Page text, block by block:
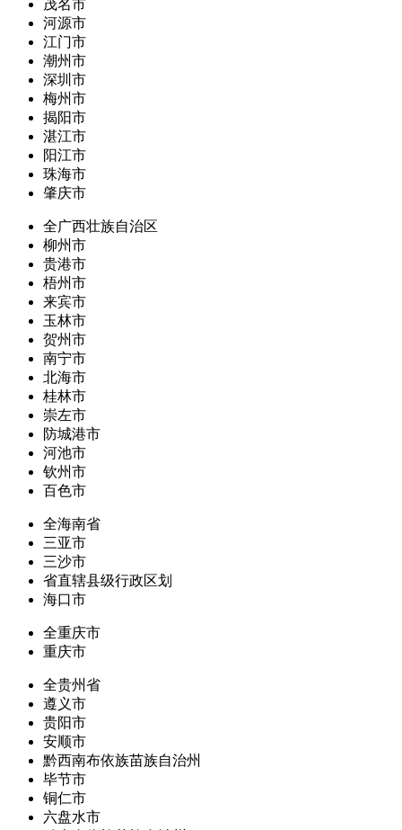
茂名市
河源市
江门市
潮州市
深圳市
梅州市
揭阳市
湛江市
阳江市
珠海市
肇庆市
全广西壮族自治区
柳州市
贵港市
梧州市
来宾市
玉林市
贺州市
南宁市
北海市
桂林市
崇左市
防城港市
河池市
钦州市
百色市
全海南省
三亚市
三沙市
省直辖县级行政区划
海口市
全重庆市
重庆市
全贵州省
遵义市
贵阳市
安顺市
黔西南布依族苗族自治州
毕节市
铜仁市
六盘水市